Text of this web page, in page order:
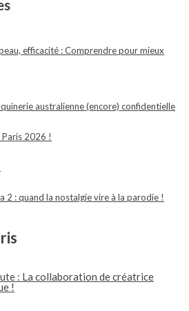
efficacité : Comprendre pour mieux
australienne (encore) confidentielle
2026 !
2 : quand la nostalgie vire à la parodie !
: La collaboration de créatrice
!